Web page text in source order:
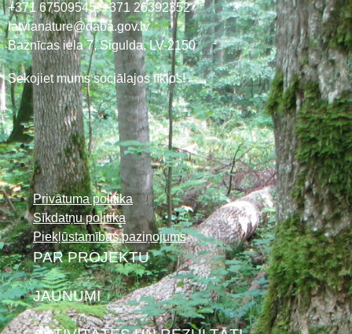
+371 67509545,+371 26392352
latvianature@daba.gov.lv
Baznīcas iela 7, Sigulda, LV-2150
Sekojiet mums sociālajos tīklos!
Privātuma politika
Sīkdatņu politika
Piekļūstamības paziņojums
PAR PROJEKTU
JAUNUMI